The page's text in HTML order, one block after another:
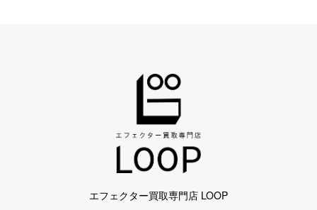
エフェクター買取専門店 LOOP